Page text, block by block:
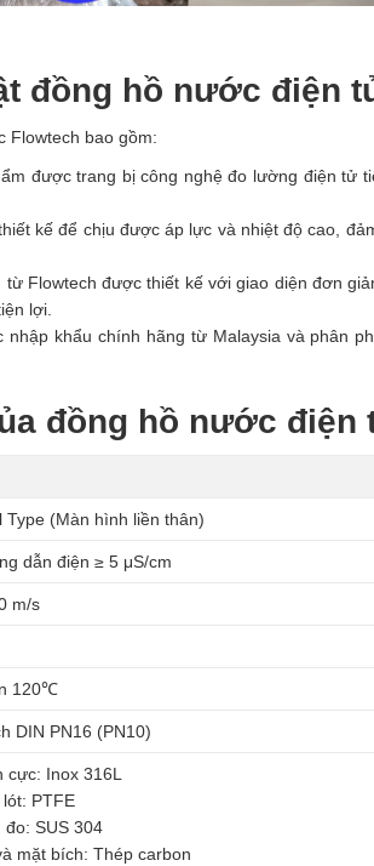
đồng hồ nước điện
Flowtech bao gồm:
được trang bị công nghệ đo lường điện tử
kế để chịu được áp lực và nhiệt độ cao,
Flowtech được thiết kế với giao diện đơn
lợi.
khẩu chính hãng từ Malaysia và phân
đồng hồ nước điện
Type (Màn hình liền thân)
dẫn điện ≥ 5 μS/cm
m/s
120℃
DIN PN16 (PN10)
cực: Inox 316L
PTFE
đo: SUS 304
mặt bích: Thép carbon